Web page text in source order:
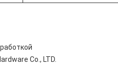
Co., LTD.